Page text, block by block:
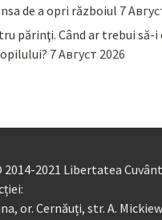
de a opri războiul 7
părinţi. Când ar trebui să-i
7 Август 2026
2021 Libertatea
or. Cernăuți, str. A.